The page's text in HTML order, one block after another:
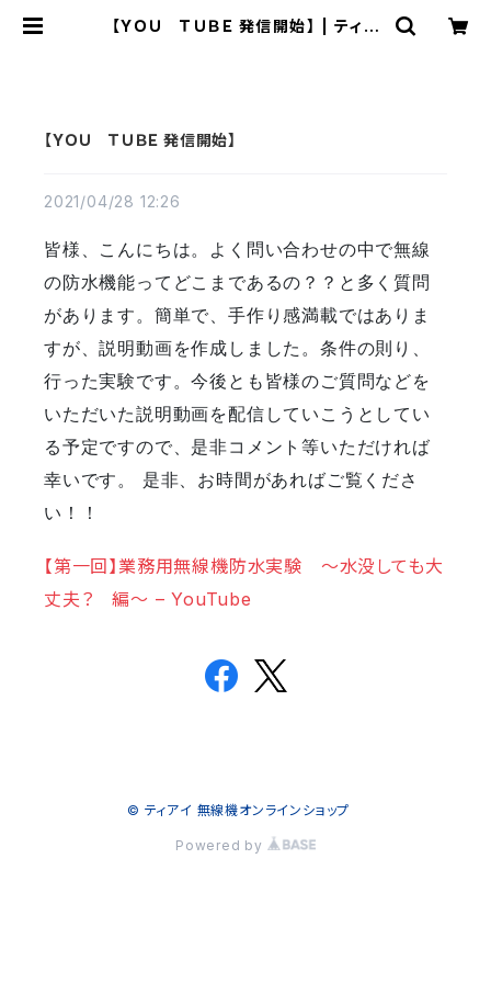
【YＯＵ ＴＵＢＥ 発信開始】 | ティア
【YＯＵ ＴＵＢＥ 発信開始】
2021/04/28 12:26
皆様、こんにちは。よく問い合わせの中で無線
の防水機能ってどこまであるの？？と多く質問
があります。簡単で、手作り感満載ではありま
すが、説明動画を作成しました。条件の則り、
行った実験です。今後とも皆様のご質問などを
いただいた説明動画を配信していこうとしてい
る予定ですので、是非コメント等いただければ
幸いです。 是非、お時間があればご覧くださ
い！！
【第一回】業務用無線機防水実験 ～水没しても大
丈夫？ 編～ – YouTube
© ティアイ 無線機オンラインショップ
Powered by